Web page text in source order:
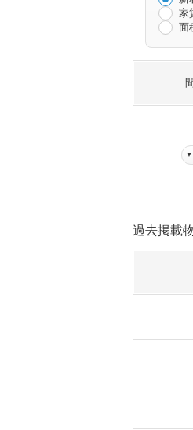
家
面
▼
過去掲載